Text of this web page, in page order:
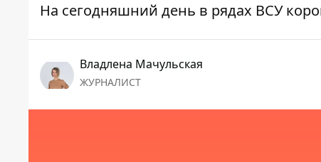
На сегодняшний день в рядах ВСУ
Владлена Мачульская
ЖУРНАЛИСТ